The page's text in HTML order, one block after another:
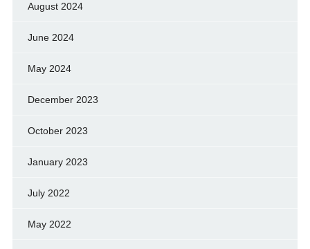
August 2024
June 2024
May 2024
December 2023
October 2023
January 2023
July 2022
May 2022